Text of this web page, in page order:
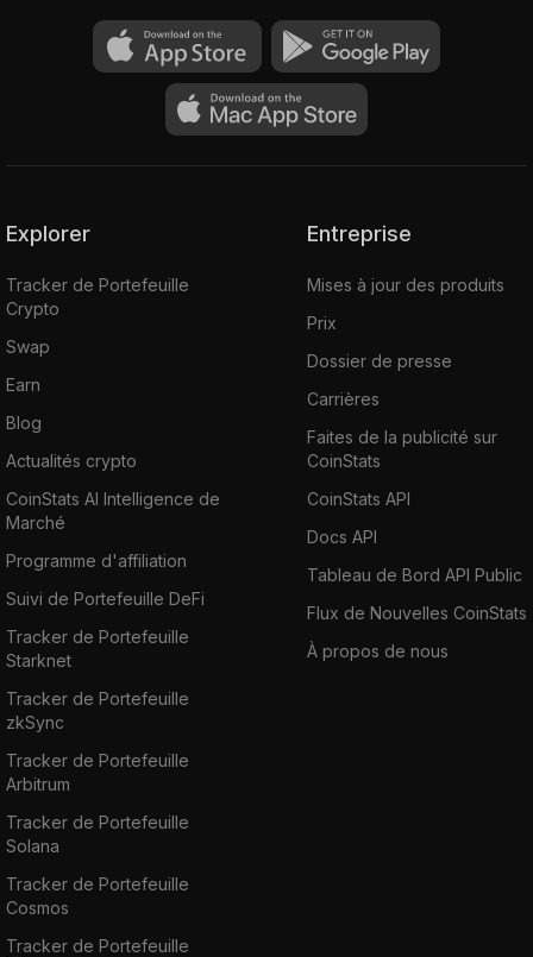
Explorer
Tracker de Portefeuille
Crypto
Swap
Earn
Blog
Actualités crypto
CoinStats AI Intelligence de
Marché
Programme d'affiliation
Suivi de Portefeuille DeFi
Tracker de Portefeuille
Starknet
Tracker de Portefeuille
zkSync
Tracker de Portefeuille
Arbitrum
Tracker de Portefeuille
Solana
Tracker de Portefeuille
Cosmos
Tracker de Portefeuille
Entreprise
Mises à jour des produits
Prix
Dossier de presse
Carrières
Faites de la publicité sur
CoinStats
CoinStats API
Docs API
Tableau de Bord API Public
Flux de Nouvelles CoinStats
À propos de nous